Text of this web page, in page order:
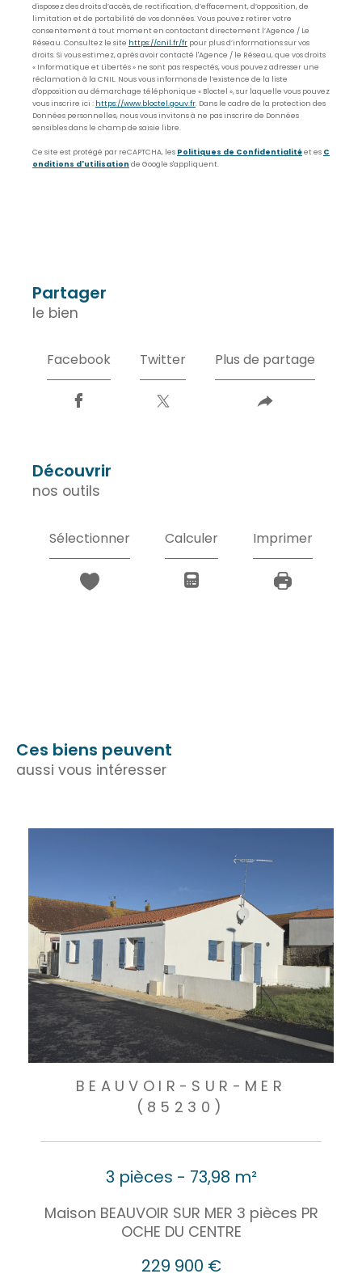
disposez des droits d’accès, de rectification, d’effacement, d’opposition, de
limitation et de portabilité de vos données. Vous pouvez retirer votre
consentement à tout moment en contactant directement l’Agence / Le
Réseau. Consultez le site https://cnil.fr/fr pour plus d’informations sur vos
droits. Si vous estimez, après avoir contacté l'Agence / le Réseau, que vos droits
« Informatique et Libertés » ne sont pas respectés, vous pouvez adresser une
réclamation à la CNIL. Nous vous informons de l’existence de la liste
d'opposition au démarchage téléphonique « Bloctel », sur laquelle vous pouvez
vous inscrire ici : https://www.bloctel.gouv.fr. Dans le cadre de la protection des
Données personnelles, nous vous invitons à ne pas inscrire de Données
sensibles dans le champ de saisie libre.
Ce site est protégé par reCAPTCHA, les Politiques de Confidentialitéet es C
onditions d'utilisation de Google s'appliquent.
partager
le bien
Facebook Twitter Plus de partage
découvrir
nos outils
Sélectionner Calculer Imprimer
Ces biens peuvent
aussi vous intéresser
BEAUVOIR-SUR-MER
(85230)
3 pièces - 73,98 m²
Maison BEAUVOIR SUR MER 3 pièces PR
OCHE DU CENTRE
229 900 €